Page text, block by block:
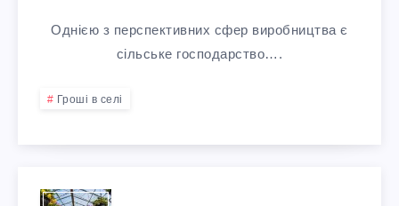
7
Р
И
У
В
А
О
Ж
Н
О
П
О
Ч
Однією з перспективних сфер виробництва є
сільське господарство….
Гроші в селі